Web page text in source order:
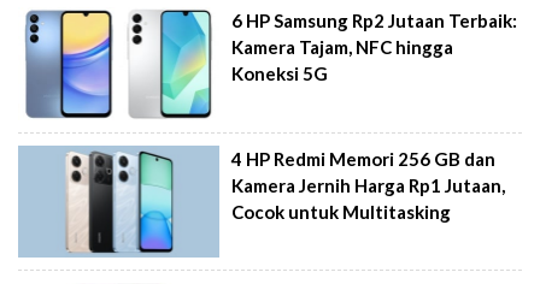
6 HP Samsung Rp2 Jutaan Terbaik:
Kamera Tajam, NFC hingga
Koneksi 5G
4 HP Redmi Memori 256 GB dan
Kamera Jernih Harga Rp1 Jutaan,
Cocok untuk Multitasking